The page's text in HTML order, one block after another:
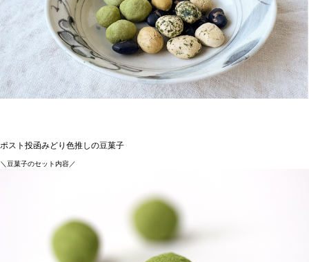
ポスト投函みどり色推しの豆菓子
＼豆菓子のセット内容／